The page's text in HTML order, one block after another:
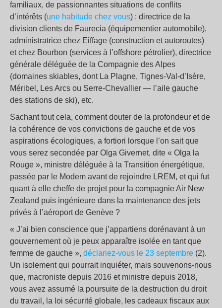
familiaux, de passionnantes situations de conflits
d’intérêts (une habitude chez vous) : directrice de la
division clients de Faurecia (équipementier automobile),
administratrice chez Eiffage (construction et autoroutes)
et chez Bourbon (services à l’offshore pétrolier), directrice
générale déléguée de la Compagnie des Alpes
(domaines skiables, dont La Plagne, Tignes-Val-d’Isère,
Méribel, Les Arcs ou Serre-Chevallier — l’aile gauche
des stations de ski), etc.
Sachant tout cela, comment douter de la profondeur et de
la cohérence de vos convictions de gauche et de vos
aspirations écologiques, a fortiori lorsque l’on sait que
vous serez secondée par Olga Givernet, dite « Olga la
Rouge », ministre déléguée à la Transition énergétique,
passée par le Modem avant de rejoindre LREM, et qui fut
quant à elle cheffe de projet pour la compagnie Air New
Zealand puis ingénieure dans la maintenance des jets
privés à l’aéroport de Genève ?
« J’ai bien conscience que j’appartiens dorénavant à un
gouvernement où je peux apparaître isolée en tant que
femme de gauche », déclariez-vous le 23 septembre (2).
Un isolement qui pourrait inquiéter, mais souvenons-nous
que, macroniste depuis 2016 et ministre depuis 2018,
vous avez assumé la poursuite de la destruction du droit
du travail, la loi sécurité globale, les cadeaux fiscaux aux